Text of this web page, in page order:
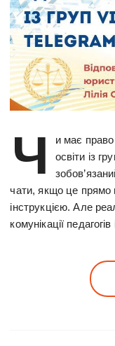
Ч
и має право
освіти із
чати, якщо це прямо
інструкцією. Але
комунікації